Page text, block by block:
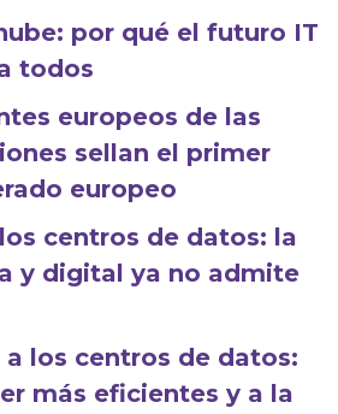
por qué el futuro IT
todos
europeos de las
sellan el primer
europeo
centros de datos: la
y digital ya no admite
los centros de datos:
más eficientes y a la